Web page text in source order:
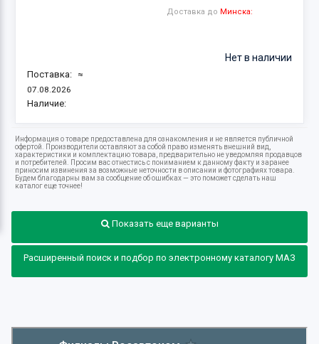
Доставка до Минска:
Нет в наличии
Поставка: ≈
07.08.2026
Наличие:
Информация о товаре предоставлена для ознакомления и не является публичной
офертой. Производители оставляют за собой право изменять внешний вид,
характеристики и комплектацию товара, предварительно не уведомляя продавцов
и потребителей. Просим вас отнестись с пониманием к данному факту и заранее
приносим извинения за возможные неточности в описании и фотографиях товара.
Будем благодарны вам за сообщение об ошибках — это поможет сделать наш
каталог еще точнее!
Показать еще варианты
Расширенный поиск и подбор по электронному каталогу МАЗ